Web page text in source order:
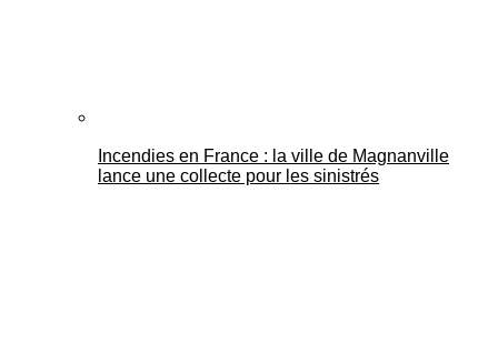
Incendies en France : la ville de Magnanville
lance une collecte pour les sinistrés